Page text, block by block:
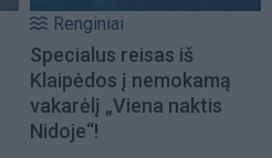
Renginiai
Specialus reisas iš
Klaipėdos į nemokamą
vakarėlį „Viena naktis
Nidoje“!